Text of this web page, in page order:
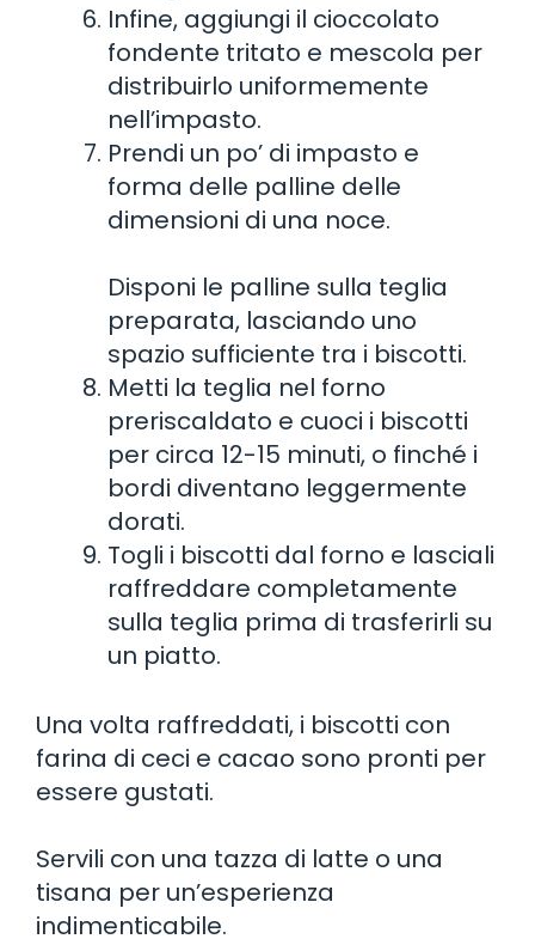
Infine, aggiungi il cioccolato
fondente tritato e mescola per
distribuirlo uniformemente
nell’impasto.
Prendi un po’ di impasto e
forma delle palline delle
dimensioni di una noce.
Disponi le palline sulla teglia
preparata, lasciando uno
spazio sufficiente tra i biscotti.
Metti la teglia nel forno
preriscaldato e cuoci i biscotti
per circa 12-15 minuti, o finché i
bordi diventano leggermente
dorati.
Togli i biscotti dal forno e lasciali
raffreddare completamente
sulla teglia prima di trasferirli su
un piatto.
Una volta raffreddati, i biscotti con
farina di ceci e cacao sono pronti per
essere gustati.
Servili con una tazza di latte o una
tisana per un’esperienza
indimenticabile.